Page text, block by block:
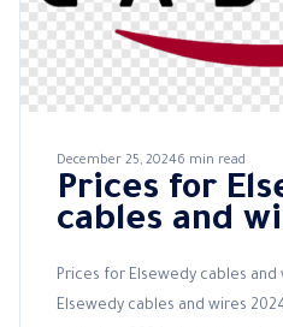
December 25, 20246 min read
Prices for
cables and
Prices for Elsewedy cables
Elsewedy cables and wires